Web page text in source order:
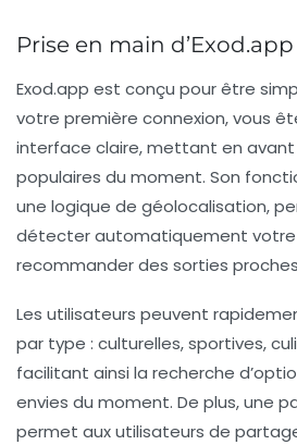
Prise en main d’Exod.app
Exod.app est conçu pour être
votre première connexion, vous
interface claire, mettant en avant
populaires du moment. Son
une logique de géolocalisation,
détecter automatiquement votre
recommander des sorties
Les utilisateurs peuvent
par type : culturelles, sportives,
facilitant ainsi la recherche
envies du moment. De plus, une
permet aux utilisateurs de